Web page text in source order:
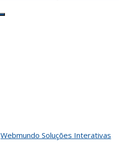
Webmundo Soluções Interativas